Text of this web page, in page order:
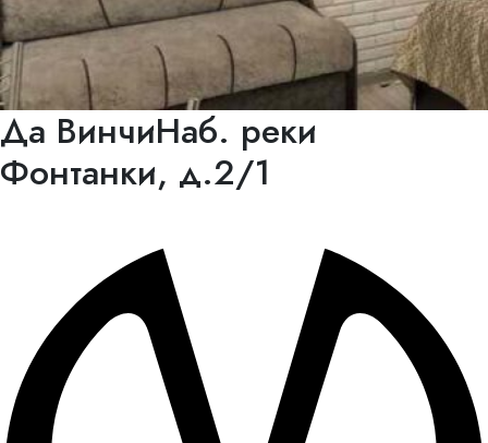
Да ВинчиНаб. реки
Фонтанки, д.2/1